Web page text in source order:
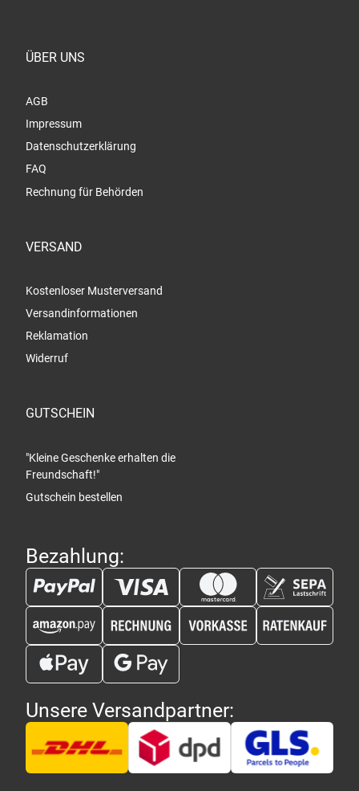
ÜBER UNS
AGB
Impressum
Datenschutzerklärung
FAQ
Rechnung für Behörden
VERSAND
Kostenloser Musterversand
Versandinformationen
Reklamation
Widerruf
GUTSCHEIN
"Kleine Geschenke erhalten die
Freundschaft!"
Gutschein bestellen
Bezahlung:
Unsere Versandpartner: